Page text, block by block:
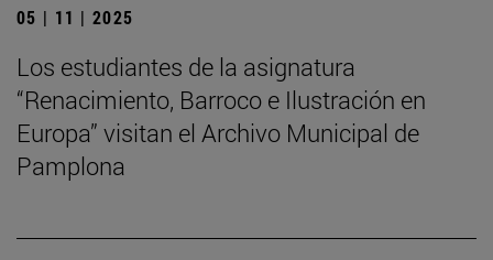
05 | 11 | 2025
Los estudiantes de la asignatura
“Renacimiento, Barroco e Ilustración en
Europa” visitan el Archivo Municipal de
Pamplona